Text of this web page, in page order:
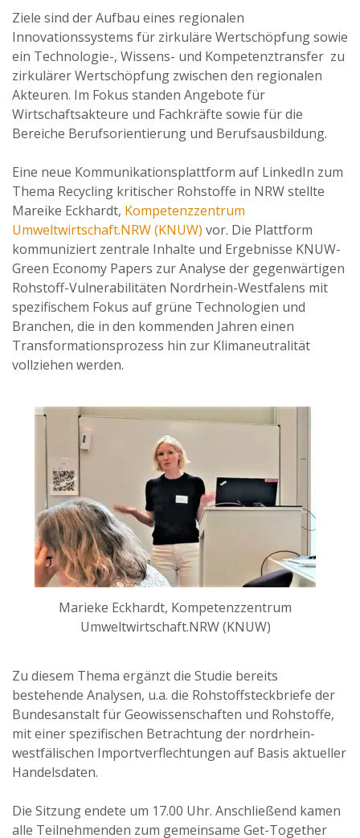
Ziele sind der Aufbau eines regionalen
Innovationssystems für zirkuläre Wertschöpfung sowie
ein Technologie-, Wissens- und Kompetenztransfer zu
zirkulärer Wertschöpfung zwischen den regionalen
Akteuren. Im Fokus standen Angebote für
Wirtschaftsakteure und Fachkräfte sowie für die
Bereiche Berufsorientierung und Berufsausbildung.
Eine neue Kommunikationsplattform auf LinkedIn zum
Thema Recycling kritischer Rohstoffe in NRW stellte
Mareike Eckhardt, Kompetenzzentrum
Umweltwirtschaft.NRW (KNUW) vor. Die Plattform
kommuniziert zentrale Inhalte und Ergebnisse KNUW-
Green Economy Papers zur Analyse der gegenwärtigen
Rohstoff-Vulnerabilitäten Nordrhein-Westfalens mit
spezifischem Fokus auf grüne Technologien und
Branchen, die in den kommenden Jahren einen
Transformationsprozess hin zur Klimaneutralität
vollziehen werden.
Marieke Eckhardt, Kompetenzzentrum
Umweltwirtschaft.NRW (KNUW)
Zu diesem Thema ergänzt die Studie bereits
bestehende Analysen, u.a. die Rohstoffsteckbriefe der
Bundesanstalt für Geowissenschaften und Rohstoffe,
mit einer spezifischen Betrachtung der nordrhein-
westfälischen Importverflechtungen auf Basis aktueller
Handelsdaten.
Die Sitzung endete um 17.00 Uhr. Anschließend kamen
alle Teilnehmenden zum gemeinsame Get-Together